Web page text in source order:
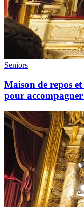
Seniors
Maison de repos
pour